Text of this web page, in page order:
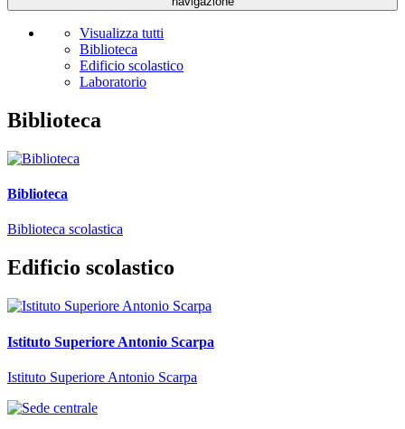
Visualizza tutti
Biblioteca
Edificio scolastico
Laboratorio
Biblioteca
Biblioteca
Biblioteca scolastica
Edificio scolastico
Istituto Superiore Antonio Scarpa
Istituto Superiore Antonio Scarpa